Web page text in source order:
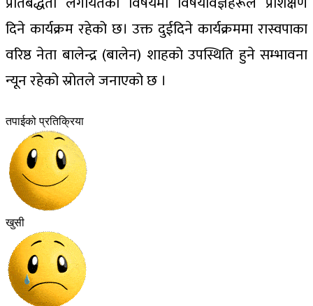
दिने कार्यक्रम रहेको छ। उक्त दुईदिने कार्यक्रममा रास्वपाका
वरिष्ठ नेता बालेन्द्र (बालेन) शाहको उपस्थिति हुने सम्भावना
न्यून रहेको स्रोतले जनाएको छ ।
तपाईको प्रतिक्रिया
खुसी